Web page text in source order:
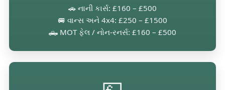
🚗 નાની કાર્સ: £160 – £500
🚐 વાન્સ અને 4x4: £250 – £1500
🛻 MOT ફેલ / નોન-રનર્સ: £160 – £500